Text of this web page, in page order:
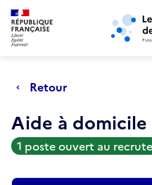
Aller au menu principal Aller
Retour
Aide à domicile
1 poste ouvert au
Retour au début de la page
Panneau de gestion des